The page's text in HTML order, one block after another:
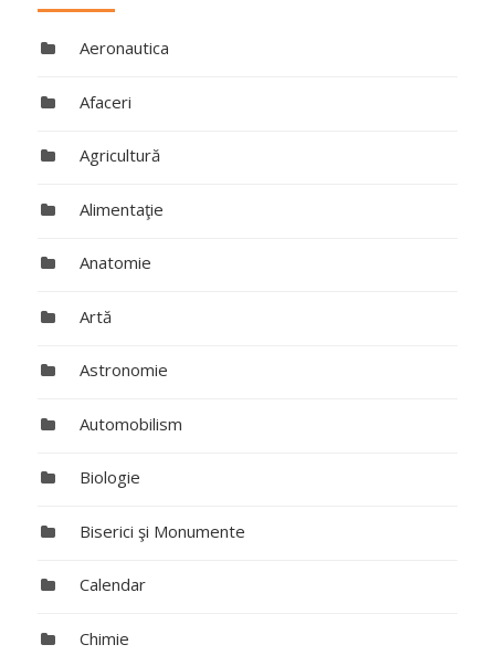
Aeronautica
Afaceri
Agricultură
Alimentaţie
Anatomie
Artă
Astronomie
Automobilism
Biologie
Biserici şi Monumente
Calendar
Chimie